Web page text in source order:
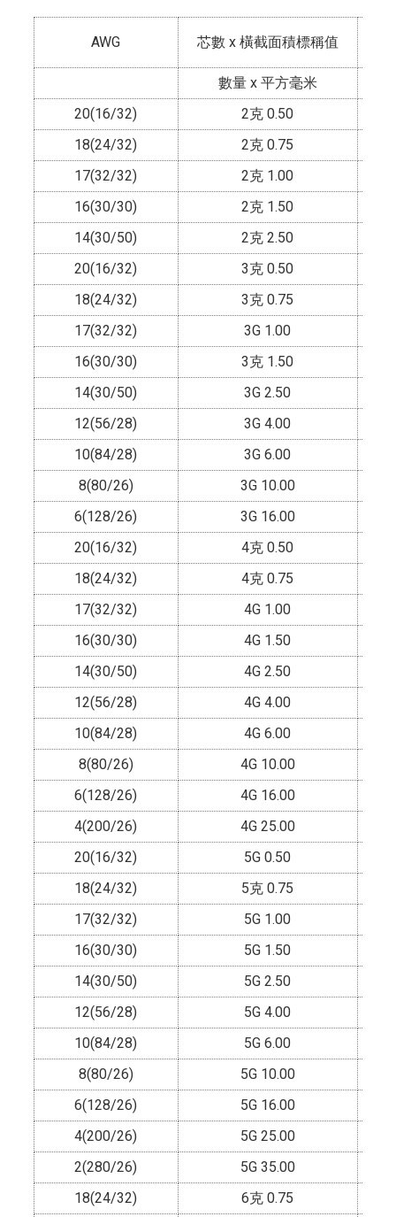
AWG 芯數 x 橫截面積標稱值
數量 x 平方毫米
20(16/32)
2克 0.50
18(24/32)
2克 0.75
17(32/32)
2克 1.00
16(30/30)
2克 1.50
14(30/50)
2克 2.50
20(16/32)
3克 0.50
18(24/32)
3克 0.75
17(32/32)
3G 1.00
16(30/30)
3克 1.50
14(30/50)
3G 2.50
12(56/28)
3G 4.00
10(84/28)
3G 6.00
8(80/26)
3G 10.00
6(128/26)
3G 16.00
20(16/32)
4克 0.50
18(24/32)
4克 0.75
17(32/32)
4G 1.00
16(30/30)
4G 1.50
14(30/50)
4G 2.50
12(56/28)
4G 4.00
10(84/28)
4G 6.00
8(80/26)
4G 10.00
6(128/26)
4G 16.00
4(200/26)
4G 25.00
20(16/32)
5G 0.50
18(24/32)
5克 0.75
17(32/32)
5G 1.00
16(30/30)
5G 1.50
14(30/50)
5G 2.50
12(56/28)
5G 4.00
10(84/28)
5G 6.00
8(80/26)
5G 10.00
6(128/26)
5G 16.00
4(200/26)
5G 25.00
2(280/26)
5G 35.00
18(24/32)
6克 0.75